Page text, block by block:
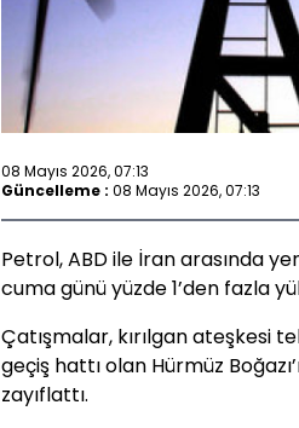
08 Mayıs 2026, 07:13
Güncelleme : 08 Mayıs 2026, 07:13
Petrol, ABD ile İran arasında
cuma günü yüzde 1’den fazla
Çatışmalar, kırılgan ateşkesi
geçiş hattı olan Hürmüz
zayıflattı.